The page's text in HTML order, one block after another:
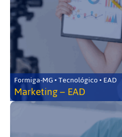
Formiga-MG • Tecnológico • EAD
Marketing – EAD